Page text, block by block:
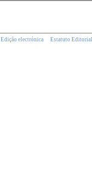
Edição electrónica Estatuto Editorial